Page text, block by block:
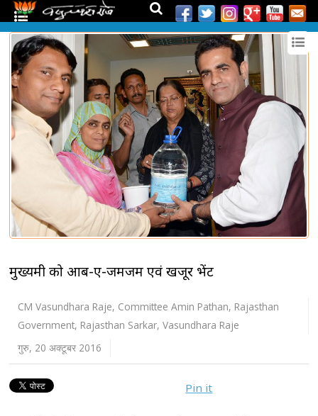
मुख्यमंत्री को आब-ए-जमजम एवं खजूर भेंट
CM Vasundhara Raje, Committee Amin Pathan, Rajasthan
Government, Rajasthan Sarkar,Vasundhara Raje
गुरु, 20 अक्टूबर 2016
Pin it